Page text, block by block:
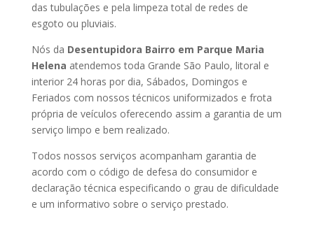
das tubulações e pela limpeza total de redes de
esgoto ou pluviais.
Nós da Desentupidora Bairro em Parque Maria
Helena atendemos toda Grande São Paulo, litoral e
interior 24 horas por dia, Sábados, Domingos e
Feriados com nossos técnicos uniformizados e frota
própria de veículos oferecendo assim a garantia de um
serviço limpo e bem realizado.
Todos nossos serviços acompanham garantia de
acordo com o código de defesa do consumidor e
declaração técnica especificando o grau de dificuldade
e um informativo sobre o serviço prestado.